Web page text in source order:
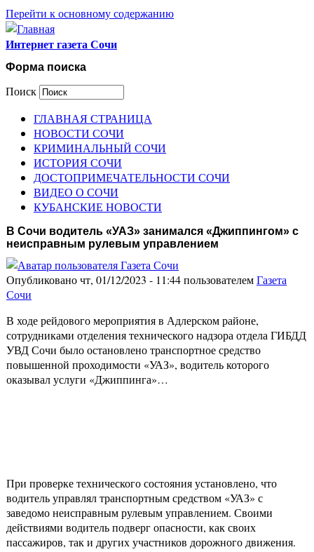
Перейти к основному содержанию
Интернет газета Сочи
Форма поиска
Поиск
ГЛАВНАЯ СТРАНИЦА
НОВОСТИ СОЧИ
КРИМИНАЛЬНЫЙ СОЧИ
ИСТОРИЯ СОЧИ
ДОСТОПРИМЕЧАТЕЛЬНОСТИ СОЧИ
ВИДЕО О СОЧИ
КУБАНСКИЕ НОВОСТИ
В Сочи водитель «УАЗ» занимался «Джиппингом» с
неисправным рулевым управлением
Опубликовано чт, 01/12/2023 - 11:44 пользователемГазета
Сочи
В ходе рейдового мероприятия в Адлерском районе,
сотрудниками отделения технического надзора отдела ГИБДД
УВД Сочи было остановлено транспортное средство
повышенной проходимости «УАЗ», водитель которого
оказывал услуги «Джиппинга»…
При проверке технического состояния установлено, что
водитель управлял транспортным средством «УАЗ» с
заведомо неисправным рулевым управлением. Своими
действиями водитель подверг опасности, как своих
пассажиров, так и других участников дорожного движения.